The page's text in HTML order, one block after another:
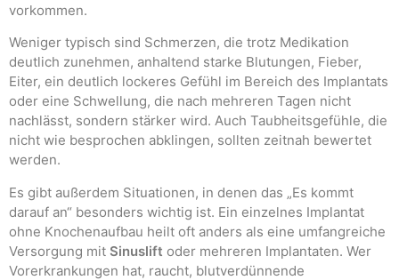
vorkommen.
Weniger typisch sind Schmerzen, die trotz Medikation
deutlich zunehmen, anhaltend starke Blutungen, Fieber,
Eiter, ein deutlich lockeres Gefühl im Bereich des Implantats
oder eine Schwellung, die nach mehreren Tagen nicht
nachlässt, sondern stärker wird. Auch Taubheitsgefühle, die
nicht wie besprochen abklingen, sollten zeitnah bewertet
werden.
Es gibt außerdem Situationen, in denen das „Es kommt
darauf an“ besonders wichtig ist. Ein einzelnes Implantat
ohne Knochenaufbau heilt oft anders als eine umfangreiche
Versorgung mit Sinuslift oder mehreren Implantaten. Wer
Vorerkrankungen hat, raucht, blutverdünnende